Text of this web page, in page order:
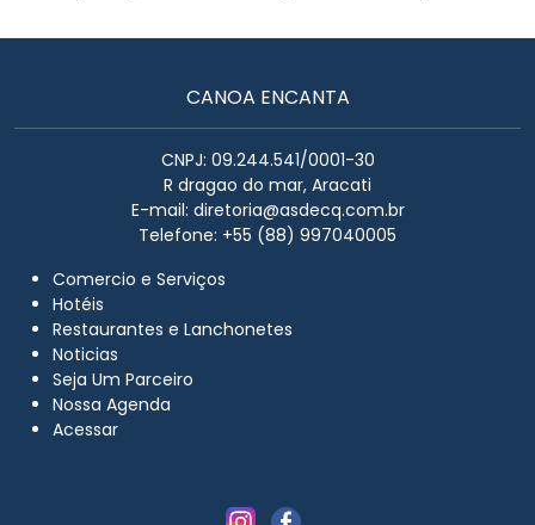
CANOA ENCANTA
CNPJ: 09.244.541/0001-30
R dragao do mar, Aracati
E-mail: diretoria@asdecq.com.br
Telefone: +55 (88) 997040005
Comercio e Serviços
Hotéis
Restaurantes e Lanchonetes
Noticias
Seja Um Parceiro
Nossa Agenda
Acessar